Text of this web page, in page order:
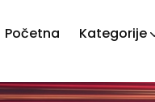
Početna Kategorije